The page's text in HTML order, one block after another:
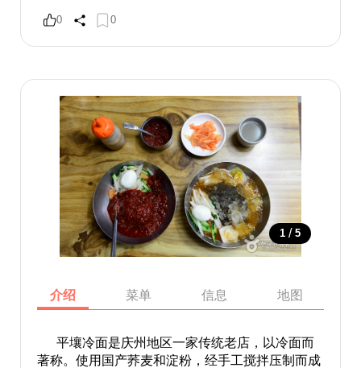
0 0
1 / 5
介绍 菜单 信息 地图
平壤冷面是庆州地区一家传统老店，以冷面而
著称。使用国产荞麦和淀粉，经手工搅拌压制而成